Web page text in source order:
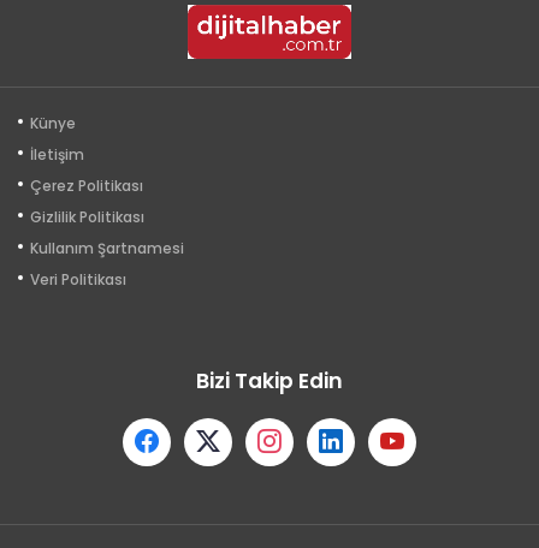
Künye
İletişim
Çerez Politikası
Gizlilik Politikası
Kullanım Şartnamesi
Veri Politikası
Bizi Takip Edin